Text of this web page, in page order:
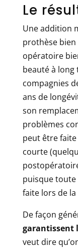
Le
Une addition
prothèse
opératoire
beauté à long
compagnies
ans de
son
problèmes
peut être
courte
puisque toute
faite lors de
De façon
garantissent
veut dire